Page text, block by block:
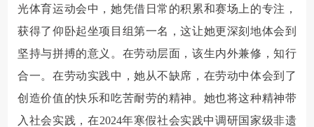
光体育运动会中，她凭借日常的积累和赛场上的专注，
获得了仰卧起坐项目组第一名，这让她更深刻地体会到
坚持与拼搏的意义。在劳动层面，该生内外兼修，知行
合一。在劳动实践中，她从不缺席，在劳动中体会到了
创造价值的快乐和吃苦耐劳的精神。她也将这种精神带
入社会实践，在2024年寒假社会实践中调研国家级非遗